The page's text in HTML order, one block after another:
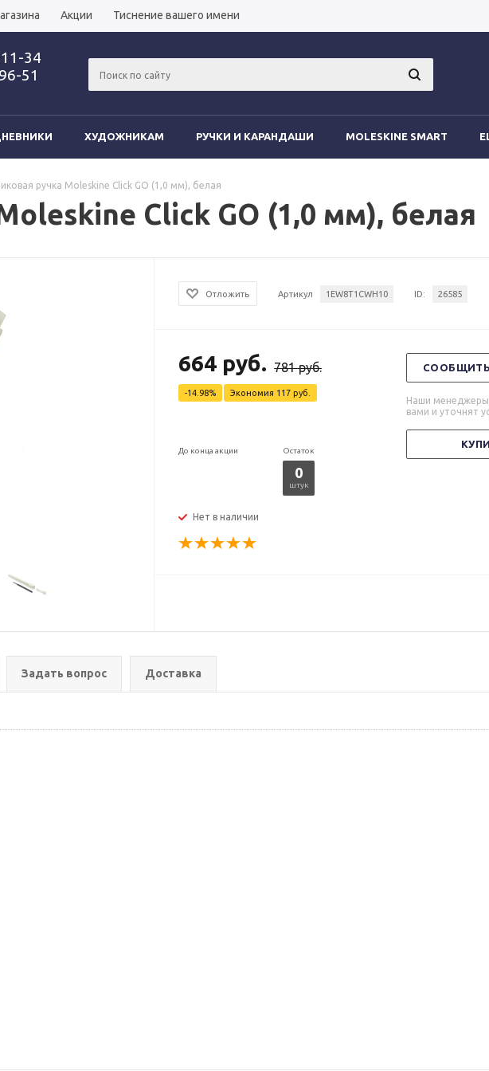
Акции Тиснение вашего имени
34
51
ХУДОЖНИКАМ РУЧКИ И КАРАНДАШИ MOLESKINE SMART
ручка Moleskine Click GO (1,0 мм), белая
Click GO (1,0 мм), белая
Отложить Артикул 1EW8T1CWH10 ID: 26585
664 руб. 781 руб.
-14.98% Экономия 117 руб.
До конца акции Остаток
0
штук
Нет в наличии
Наши менеджеры
вами и уточнят
Задать вопрос Доставка